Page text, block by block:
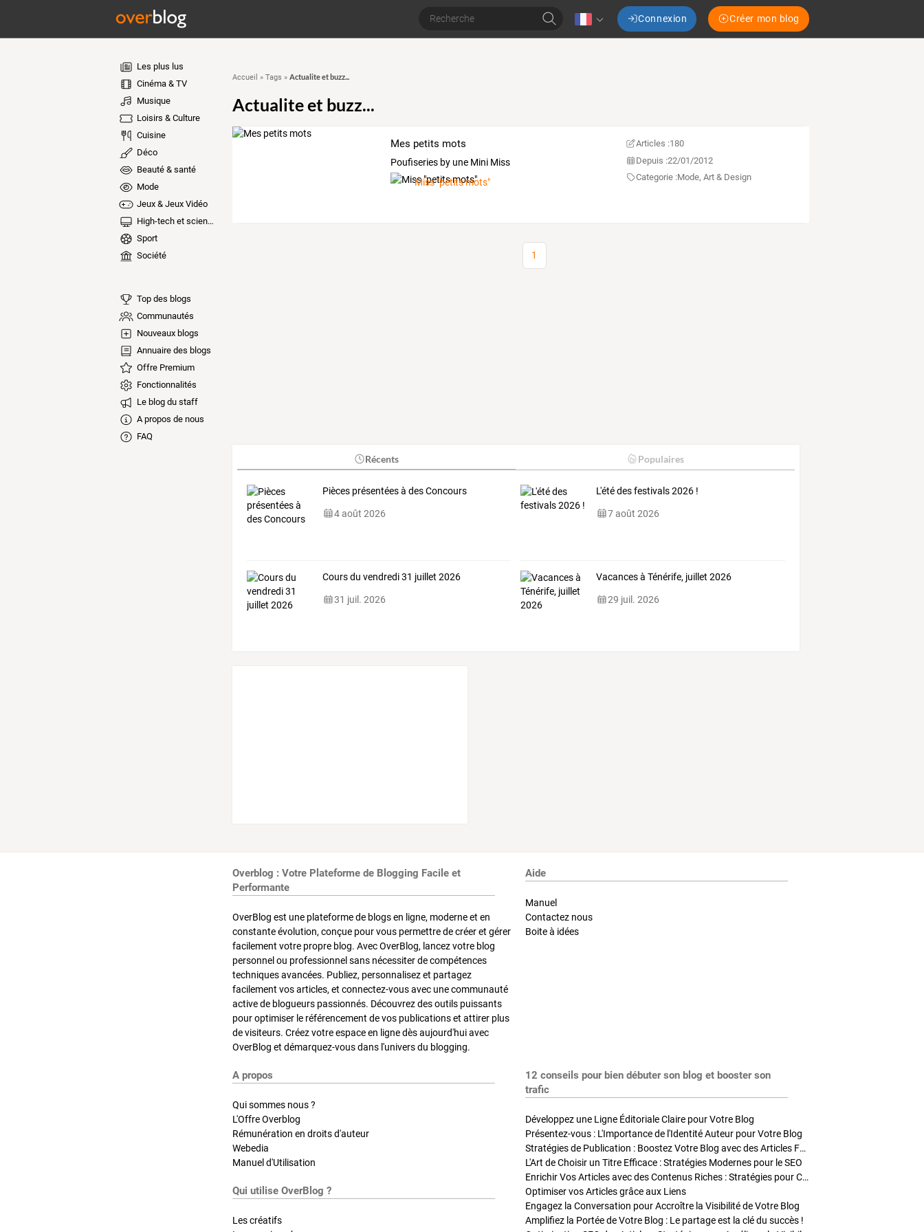
Connexion Créer mon blog
Les plus lus
Cinéma & TV
Musique
Loisirs & Culture
Cuisine
Déco
Beauté & santé
Mode
Jeux & Jeux Vidéo
High-tech et sciences
Sport
Société
Top des blogs
Communautés
Nouveaux blogs
Annuaire des blogs
Offre Premium
Fonctionnalités
Le blog du staff
A propos de nous
FAQ
Accueil » Tags » Actualite et buzz...
Actualite et buzz...
Mes petits mots
Poufiseries by une Mini Miss
Miss "petits mots"
Articles :180
Depuis :22/01/2012
Categorie :Mode, Art & Design
1
Récents Populaires
Pièces présentées à des Concours
4 août 2026
L'été des festivals 2026 !
7 août 2026
Cours du vendredi 31 juillet 2026
31 juil. 2026
Vacances à Ténérife, juillet 2026
29 juil. 2026
Overblog : Votre Plateforme de Blogging Facile et
Performante
OverBlog est une plateforme de blogs en ligne, moderne et en
constante évolution, conçue pour vous permettre de créer et gérer
facilement votre propre blog. Avec OverBlog, lancez votre blog
personnel ou professionnel sans nécessiter de compétences
techniques avancées. Publiez, personnalisez et partagez
facilement vos articles, et connectez-vous avec une communauté
active de blogueurs passionnés. Découvrez des outils puissants
pour optimiser le référencement de vos publications et attirer plus
de visiteurs. Créez votre espace en ligne dès aujourd'hui avec
OverBlog et démarquez-vous dans l'univers du blogging.
Aide
Manuel
Contactez nous
Boite à idées
A propos
Qui sommes nous ?
L'Offre Overblog
Rémunération en droits d'auteur
Webedia
Manuel d'Utilisation
Qui utilise OverBlog ?
Les créatifs
12 conseils pour bien débuter son blog et booster son
trafic
Développez une Ligne Éditoriale Claire pour Votre Blog
Présentez-vous : L'Importance de l'Identité Auteur pour Votre Blog
Stratégies de Publication : Boostez Votre Blog avec des Articles Fréquents et Exclusifs
L'Art de Choisir un Titre Efficace : Stratégies Modernes pour le SEO
Enrichir Vos Articles avec des Contenus Riches : Stratégies pour Captiver et Optimiser
Optimiser vos Articles grâce aux Liens
Engagez la Conversation pour Accroître la Visibilité de Votre Blog
Amplifiez la Portée de Votre Blog : Le partage est la clé du succès !